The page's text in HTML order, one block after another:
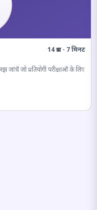
14 प्रश्न · 7 मिनट
जो प्रतियोगी परीक्षाओं के लिए